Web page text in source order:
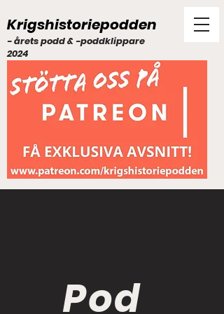
Krigshistoriepodden
- årets podd & -poddklippare
2024
Pod